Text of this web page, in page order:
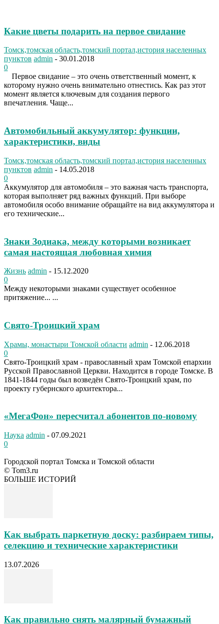
Какие цветы подарить на первое свидание
Томск,томская область,томский портал,история населенных
пунктов admin - 30.01.2018
0
Первое свидание – это очень ответственный момент, к
которому нужно очень внимательно отнестись. Как раз этот
момент является ключевым для создания первого
впечатления. Чаще...
Автомобильный аккумулятор: функции,
характеристики, виды
Томск,томская область,томский портал,история населенных
пунктов admin - 14.05.2018
0
Аккумулятор для автомобиля – это важная часть транспорта,
которая выполняет ряд важных функций. При выборе
автомобиля особо внимание обращайте на вид аккумулятора и
его технические...
Знаки Зодиака, между которыми возникает
самая настоящая любовная химия
Жизнь admin - 15.12.2020
0
Между некоторыми знаками существует особенное
притяжение... ...
Свято-Троицкий храм
Храмы, монастыри Томской области admin - 12.06.2018
0
Свято-Троицкий храм - православный храм Томской епархии
Русской Православной Церкви. Находится в городе Томске. В
1841-1844 годы был возведён Свято-Троицкий храм, по
проекту губернского архитектора...
«МегаФон» пересчитал абонентов по-новому
Наука admin - 07.09.2021
0
Городской портал Томска и Томской области
© Tom3.ru
БОЛЬШЕ ИСТОРИЙ
Как выбрать паркетную доску: разбираем типы,
селекцию и технические характеристики
13.07.2026
Как правильно снять малярный бумажный